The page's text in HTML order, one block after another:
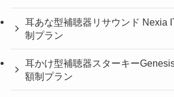
耳あな型補聴器リサウンド Nexia
制プラン
耳かけ型補聴器スターキー
額制プラン